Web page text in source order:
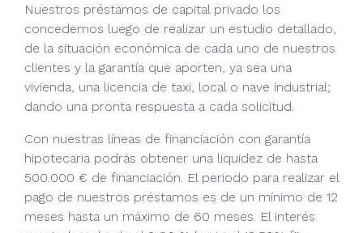
Nuestros préstamos de capital privado los
concedemos luego de realizar un estudio detallado,
de la situación económica de cada uno de nuestros
clientes y la garantía que aporten, ya sea una
vivienda, una licencia de taxi, local o nave industrial;
dando una pronta respuesta a cada solicitud.
Con nuestras líneas de financiación con garantía
hipotecaria podrás obtener una liquidez de hasta
500.000 € de financiación. El periodo para realizar el
pago de nuestros préstamos es de un mínimo de 12
meses hasta un máximo de 60 meses. El interés